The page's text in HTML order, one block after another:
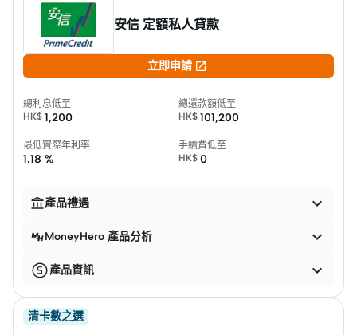
安信 定額私人貸款
立即申請 
總利息低至
HK$ 1,200
總還款額低至
HK$ 101,200
最低實際年利率
1.18 %
手續費低至
HK$ 0
產品禮遇 
MoneyHero 產品分析 
產品資訊 
清卡數之選